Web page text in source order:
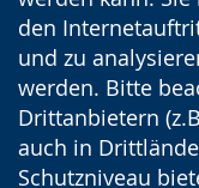
den
und zu
werden. Bitte
Drittanbietern
auch in
Schutzniveau